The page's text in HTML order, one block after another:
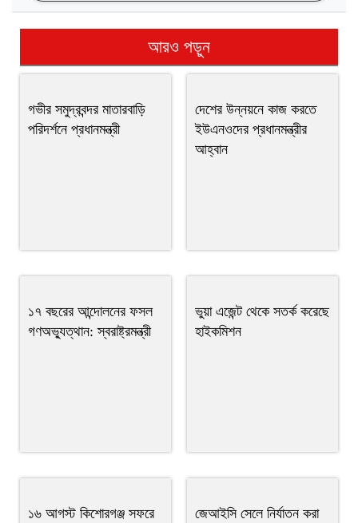
আরও পড়ুন
গভীর সমুদ্রবন্দর মাতারবাড়ি
পরিদর্শনে প্রধানমন্ত্রী
দেশের উন্নয়নে কাজ করতে
ইউএনওদের প্রধানমন্ত্রীর
আহ্বান
১৭ বছরের আন্দোলনের ফসল
গণঅভ্যুত্থান: স্বরাষ্ট্রমন্ত্রী
ভুয়া এজেন্ট থেকে সতর্ক করেছে
হাইকমিশন
১৬ আগস্ট কিশোরগঞ্জ সফরে
জেআইসি সেলে নির্যাতন করা